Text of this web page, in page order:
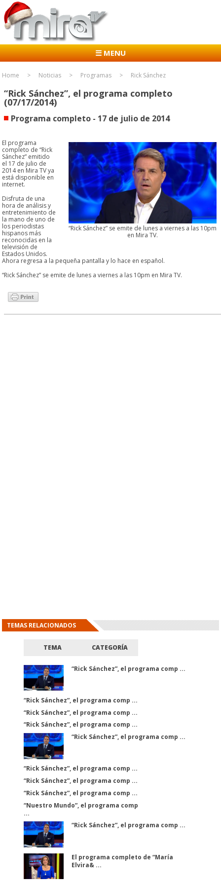
☰ MENU
Home Noticias Programas Rick Sánchez
“Rick Sánchez”, el programa completo
(07/17/2014)
Programa completo - 17 de julio de 2014
“Rick Sánchez” se emite de lunes a viernes a las 10pm
en Mira TV.
El programa
completo de “Rick
Sánchez” emitido
el 17 de julio de
2014 en Mira TV ya
está disponible en
internet.
Disfruta de una
hora de análisis y
entretenimiento de
la mano de uno de
los periodistas
hispanos más
reconocidas en la
televisión de
Estados Unidos.
Ahora regresa a la pequeña pantalla y lo hace en español.
“Rick Sánchez” se emite de lunes a viernes a las 10pm en Mira TV.
TEMAS RELACIONADOS
TEMA CATEGORÍA
“Rick Sánchez”, el programa comp ...
“Rick Sánchez”, el programa comp ...
“Rick Sánchez”, el programa comp ...
“Rick Sánchez”, el programa comp ...
“Rick Sánchez”, el programa comp ...
“Rick Sánchez”, el programa comp ...
“Rick Sánchez”, el programa comp ...
“Rick Sánchez”, el programa comp ...
“Nuestro Mundo”, el programa comp
...
“Rick Sánchez”, el programa comp ...
El programa completo de “María
Elvira& ...